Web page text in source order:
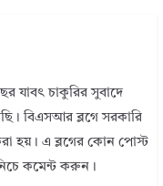
যাবৎ চাকুরির সুবাদে
বিএসআর ব্লগে সরকারি
হয়। এ ব্লগের কোন পোস্ট
কমেন্ট করুন।